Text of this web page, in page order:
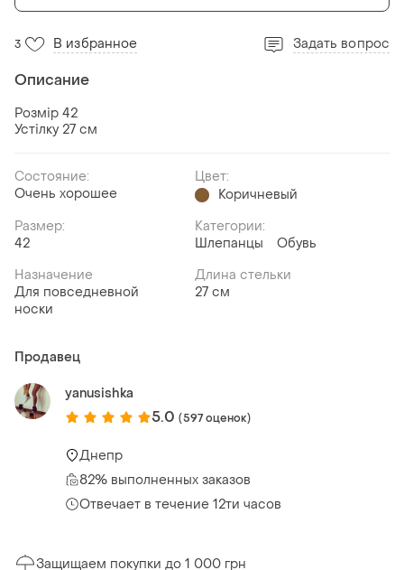
3 В избранное Задать вопрос
Описание
Розмір 42
Устілку 27 см
Состояние:
Очень хорошее
Цвет:
Коричневый
Размер:
42
Категории:
Шлепанцы
Обувь
Назначение
Для повседневной
носки
Длина стельки
27 см
Продавец
yanusishka
5.0 (597 оценок)
Днепр
82% выполненных заказов
Отвечает в течение 12ти часов
Защищаем покупки до 1 000 грн